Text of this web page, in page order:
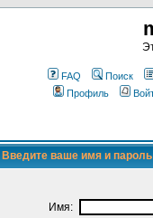
FAQ Поиск
Профиль
Введите ваше имя и
Имя: